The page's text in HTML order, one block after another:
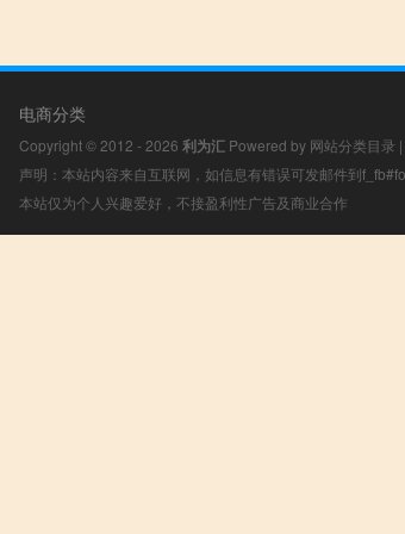
电商分类
Copyright © 2012 - 2026 利为汇 Powered by 网站分类目录 |
声明：本站内容来自互联网，如信息有错误可发邮件到
本站仅为个人兴趣爱好，不接盈利性广告及商业合作